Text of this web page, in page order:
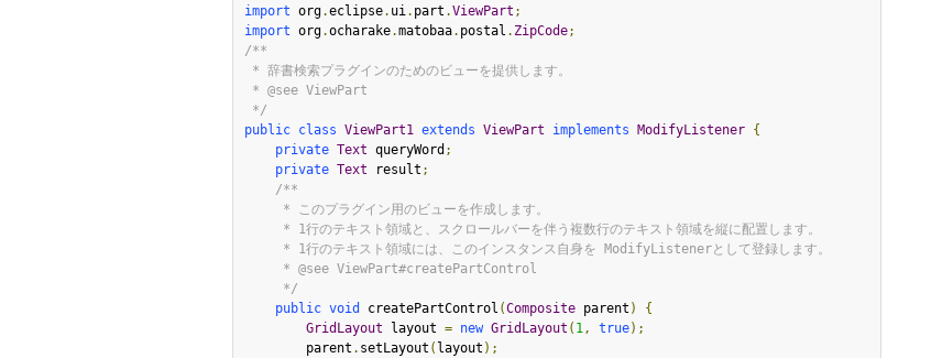
import org.eclipse. ui. part .ViewPart ;
import org.ocharake.matobaa. postal . ZipCode;
/**
*/
public
class ViewPart1 extends ViewPart implements ModifyListener
{
private Text queryWord ;
private Text result ;
/**
     */
public void createPartControl (Composite parent )
{
GridLayout layout = new GridLayout ( 1, true);
        parent
. setLayout ( layout );